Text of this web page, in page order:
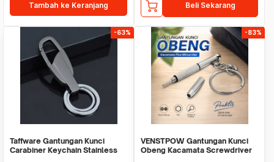
Tambah ke Keranjang Beli Sekarang
-63%
Taffware Gantungan Kunci
Carabiner Keychain Stainless
-83%
VENSTPOW Gantungan Kunci
Obeng Kacamata Screwdriver